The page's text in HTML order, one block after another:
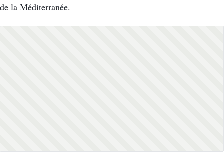
de la Méditerranée.